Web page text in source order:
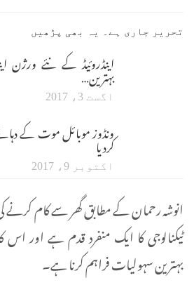
تحریر جاری ہے۔ یہ بھی پڑھیں
اینڈروئیڈ کے نئے ورژن
بہترین…
اگست 3، 2017
ونڈوز موبائل موت کے
کردیا
اکتوبر 9، 2017
انوشہ رحمان کے مطابق گھر سے کام کرنے
ٹیکنالوجی کا ایک منفرد قدم ہے اور اس
بہترین سہولیات فراہم کرنا ہے۔